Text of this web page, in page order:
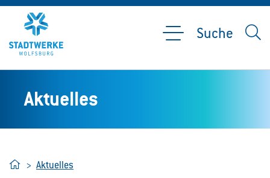
Suche
Aktuelles
HomeAktuelles